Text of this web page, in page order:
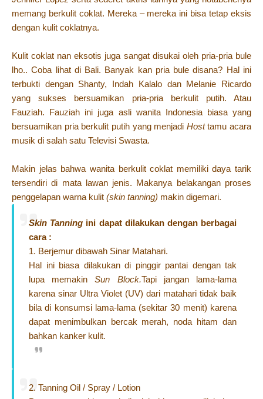
memang berkulit coklat. Mereka – mereka ini bisa tetap eksis
dengan kulit coklatnya.
Kulit coklat nan eksotis juga sangat disukai oleh pria-pria bule
lho.. Coba lihat di Bali. Banyak kan pria bule disana? Hal ini
terbukti dengan Shanty, Indah Kalalo dan Melanie Ricardo
yang sukses bersuamikan pria-pria berkulit putih. Atau
Fauziah. Fauziah ini juga asli wanita Indonesia biasa yang
bersuamikan pria berkulit putih yang menjadi Hosttamu acara
musik di salah satu Televisi Swasta.
Makin jelas bahwa wanita berkulit coklat memiliki daya tarik
tersendiri di mata lawan jenis. Makanya belakangan proses
penggelapan warna kulit (skin tanning) makin digemari.
Skin Tanning ini dapat dilakukan dengan berbagai
cara :
1. Berjemur dibawah Sinar Matahari.
Hal ini biasa dilakukan di pinggir pantai dengan tak
lupa memakinSun Block.Tapi jangan lama-lama
karena sinar Ultra Violet (UV) dari matahari tidak baik
bila di konsumsi lama-lama (sekitar 30 menit) karena
dapat menimbulkan bercak merah, noda hitam dan
bahkan kanker kulit.
2. Tanning Oil / Spray / Lotion